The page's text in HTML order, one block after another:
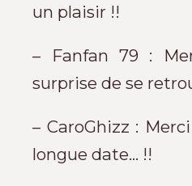
un plaisir !!
– Fanfan 79 :
surprise de se
– CaroGhizz :
longue date… !!